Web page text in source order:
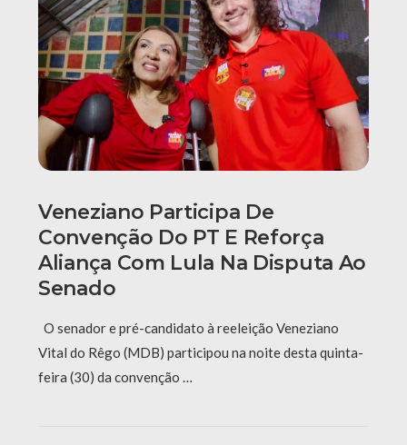
Veneziano Participa De
Convenção Do PT E Reforça
Aliança Com Lula Na Disputa Ao
Senado
O senador e pré-candidato à reeleição Veneziano
Vital do Rêgo (MDB) participou na noite desta quinta-
feira (30) da convenção …